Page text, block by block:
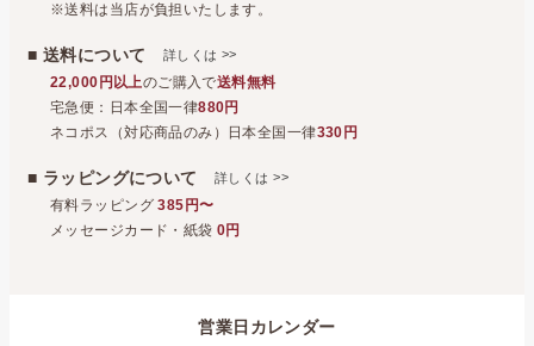
※送料は当店が負担いたします。
■ 送料について 詳しくは >>
22,000円以上のご購入で送料無料
宅急便：日本全国一律880円
ネコポス（対応商品のみ）日本全国一律330円
■ ラッピングについて詳しくは>>
有料ラッピング385円〜
メッセージカード・紙袋0円
営業日カレンダー